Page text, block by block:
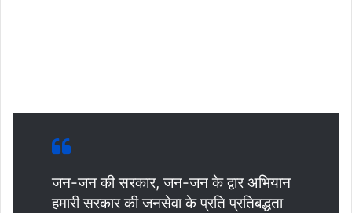
जन-जन की सरकार, जन-जन के द्वार अभियान
हमारी सरकार की जनसेवा के प्रति प्रतिबद्धता